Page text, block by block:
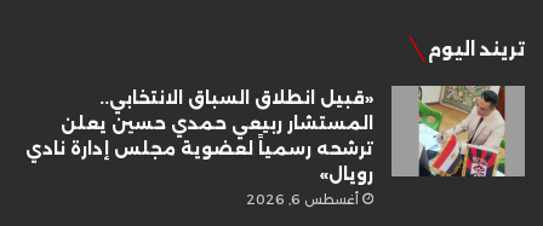
تريند اليوم
«قبيل انطلاق السباق الانتخابي..
المستشار ربيعي حمدي حسين يعلن
ترشحه رسمياً لعضوية مجلس إدارة نادي
رويال»
أغسطس 6, 2026